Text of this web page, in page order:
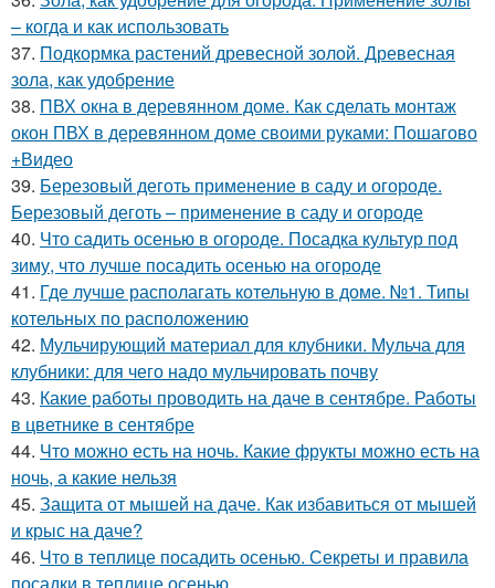
– когда и как использовать
37. Подкормка растений древесной золой. Древесная
зола, как удобрение
38. ПВХ окна в деревянном доме. Как сделать монтаж
окон ПВХ в деревянном доме своими руками: Пошагово
+Видео
39. Березовый деготь применение в саду и огороде.
Березовый деготь – применение в саду и огороде
40. Что садить осенью в огороде. Посадка культур под
зиму, что лучше посадить осенью на огороде
41. Где лучше располагать котельную в доме. №1. Типы
котельных по расположению
42. Мульчирующий материал для клубники. Мульча для
клубники: для чего надо мульчировать почву
43. Какие работы проводить на даче в сентябре. Работы
в цветнике в сентябре
44. Что можно есть на ночь. Какие фрукты можно есть на
ночь, а какие нельзя
45. Защита от мышей на даче. Как избавиться от мышей
и крыс на даче?
46. Что в теплице посадить осенью. Секреты и правила